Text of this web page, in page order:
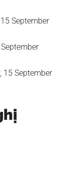
September
15 September